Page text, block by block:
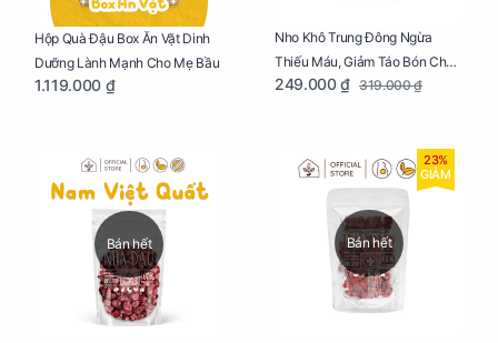
Hộp Quà Đậu Box Ăn Vặt Dinh
Dưỡng Lành Mạnh Cho Mẹ Bầu
1.119.000 ₫
Nho Khô Trung Đông Ngừa
Thiếu Máu, Giảm Táo Bón Cho
Mẹ Bầu Túi 250g
249.000 ₫ 319.000 ₫
Bán hết Bán hết
23%
GIẢM